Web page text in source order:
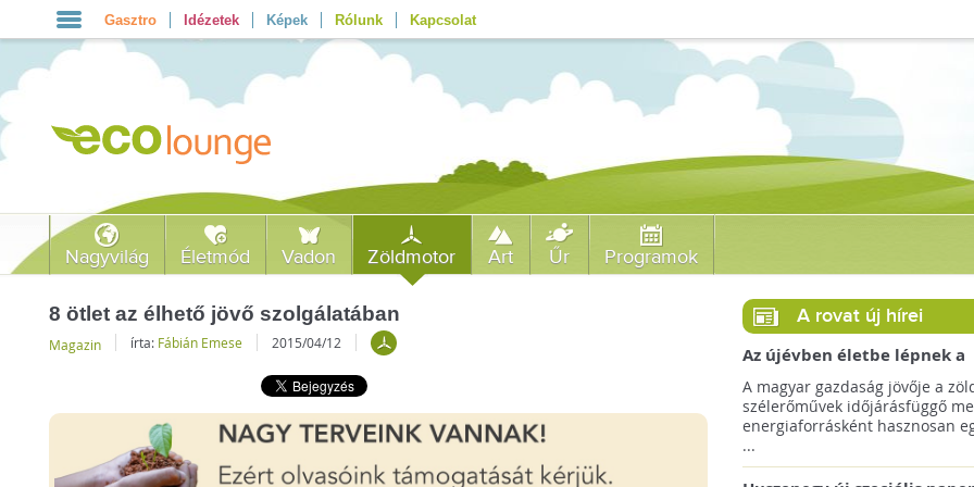
Gasztro Idézetek Képek Rólunk Kapcsolat
Nagyvilág Életmód Vadon Zöldmotor Art Űr Programok
8 ötlet az élhető jövő szolgálatában
Magazin írta: Fábián Emese 2015/04/12
A rovat új hírei
Az újévben életbe lépnek a
szélerőművek telepítését
megkönnyítő rendelkezések
A magyar gazdaság jövője a
szélerőművek időjárásfüggő
energiaforrásként hasznosan
...